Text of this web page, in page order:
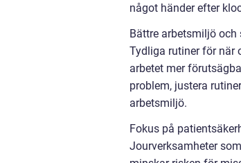
något händer efter
Bättre arbetsmiljö och
Tydliga rutiner för när
arbetet mer
problem, justera
arbetsmiljö.
Fokus på
Jourverksamheter